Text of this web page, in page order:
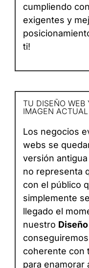
cumpliendo
exigentes y
ti!
TU DISEÑO
IMAGEN
Los negocios
webs se
versión
no representa
con el público
simplemente
llegado el
nuestro
coherente con
para enamorar